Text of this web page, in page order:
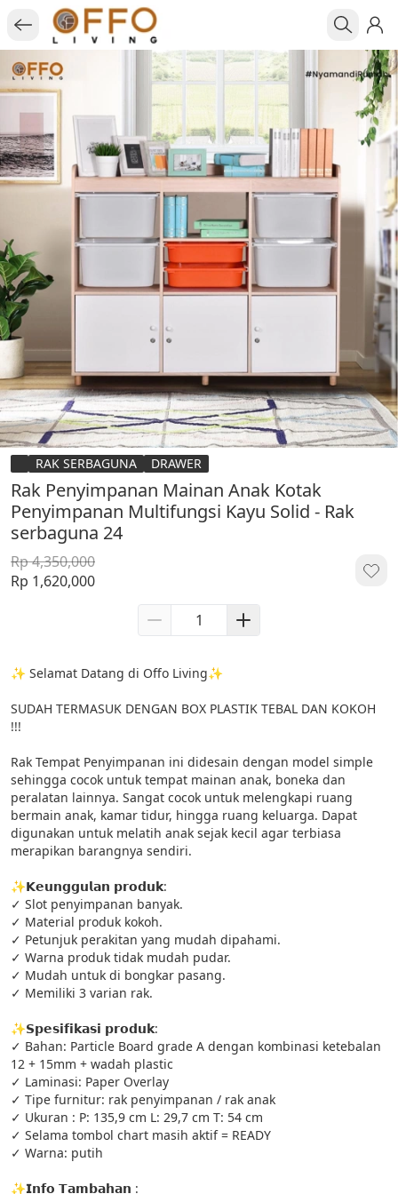
RAK SERBAGUNA DRAWER
Rak Penyimpanan Mainan Anak Kotak
Penyimpanan Multifungsi Kayu Solid - Rak
serbaguna 24
Rp 4,350,000
Rp 1,620,000
✨ Selamat Datang di Offo Living✨
SUDAH TERMASUK DENGAN BOX PLASTIK TEBAL DAN KOKOH
!!!
Rak Tempat Penyimpanan ini didesain dengan model simple
sehingga cocok untuk tempat mainan anak, boneka dan
peralatan lainnya. Sangat cocok untuk melengkapi ruang
bermain anak, kamar tidur, hingga ruang keluarga. Dapat
digunakan untuk melatih anak sejak kecil agar terbiasa
merapikan barangnya sendiri.
✨𝗞𝗲𝘂𝗻𝗴𝗴𝘂𝗹𝗮𝗻 𝗽𝗿𝗼𝗱𝘂𝗸:
✓ Slot penyimpanan banyak.
✓ Material produk kokoh.
✓ Petunjuk perakitan yang mudah dipahami.
✓ Warna produk tidak mudah pudar.
✓ Mudah untuk di bongkar pasang.
✓ Memiliki 3 varian rak.
✨𝗦𝗽𝗲𝘀𝗶𝗳𝗶𝗸𝗮𝘀𝗶 𝗽𝗿𝗼𝗱𝘂𝗸:
✓ Bahan: Particle Board grade A dengan kombinasi ketebalan
12 + 15mm + wadah plastic
✓ Laminasi: Paper Overlay
✓ Tipe furnitur: rak penyimpanan / rak anak
✓ Ukuran : P: 135,9 cm L: 29,7 cm T: 54 cm
✓ Selama tombol chart masih aktif = READY
✓ Warna: putih
✨𝗜𝗻𝗳𝗼 𝗧𝗮𝗺𝗯𝗮𝗵𝗮𝗻 :